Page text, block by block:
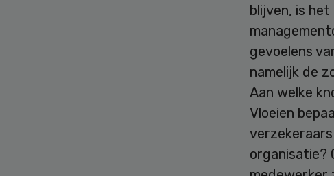
blijven, is
gevoelens
namelijk de
Aan welke
Vloeien
organisatie?